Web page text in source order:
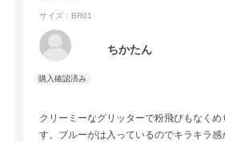
サイズ：BR01
ちかたん
クリーミーなグリッターで粉飛びもなく
す。ブルーがは入っているのでキラキラ